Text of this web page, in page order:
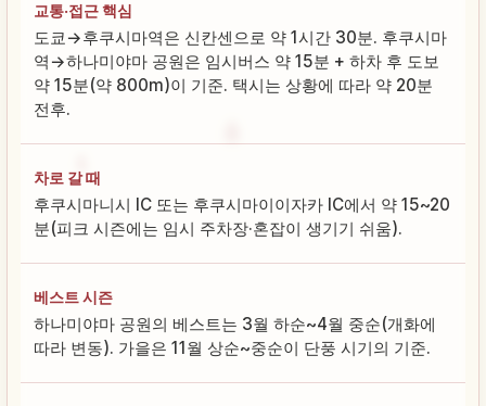
교통·접근 핵심
도쿄→후쿠시마역은 신칸센으로 약 1시간 30분. 후쿠시마
역→하나미야마 공원은 임시버스 약 15분 + 하차 후 도보
약 15분(약 800m)이 기준. 택시는 상황에 따라 약 20분
전후.
차로 갈 때
후쿠시마니시 IC 또는 후쿠시마이이자카 IC에서 약 15~20
분(피크 시즌에는 임시 주차장·혼잡이 생기기 쉬움).
베스트 시즌
하나미야마 공원의 베스트는 3월 하순~4월 중순(개화에
따라 변동). 가을은 11월 상순~중순이 단풍 시기의 기준.